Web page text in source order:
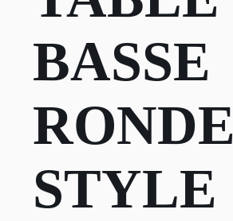
BASSE
RONDE
STYLE